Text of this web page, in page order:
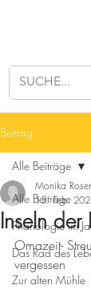
Beitrag
Alle Beiträge
Phänologie im
Das Rad des
Zur alten Mühle
Alle Beiträge
Inseln der
Monika
13. Feb.
Omazeit-
vergessen